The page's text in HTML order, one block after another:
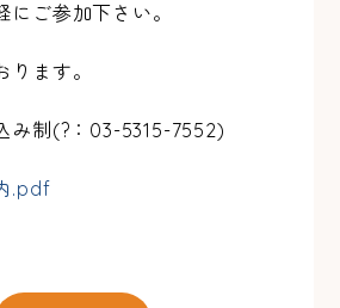
にご参加下さい。
ります。
み制(?：03-5315-7552)
.pdf